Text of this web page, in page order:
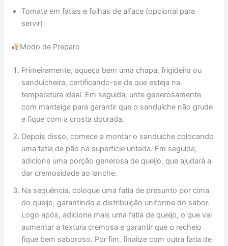
Tomate em fatias e folhas de alface (opcional para
servir)
Modo de Preparo
Primeiramente, aqueça bem uma chapa, frigideira ou
sanduicheira, certificando-se de que esteja na
temperatura ideal. Em seguida, unte generosamente
com manteiga para garantir que o sanduíche não grude
e fique com a crosta dourada.
Depois disso, comece a montar o sanduíche colocando
uma fatia de pão na superfície untada. Em seguida,
adicione uma porção generosa de queijo, que ajudará a
dar cremosidade ao lanche.
Na sequência, coloque uma fatia de presunto por cima
do queijo, garantindo a distribuição uniforme do sabor.
Logo após, adicione mais uma fatia de queijo, o que vai
aumentar a textura cremosa e garantir que o recheio
fique bem saboroso. Por fim, finalize com outra fatia de